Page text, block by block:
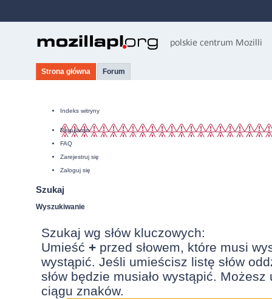
Strona główna Forum
Indeks witryny
Regulamin
FAQ
Zarejestruj się
Zaloguj się
Szukaj
Wyszukiwanie
Szukaj wg słów kluczowych:
Umieść+ przed słowem, które musi
wystąpić. Jeśli umieścisz listę słów
słów będzie musiało wystąpić.
ciągu znaków.